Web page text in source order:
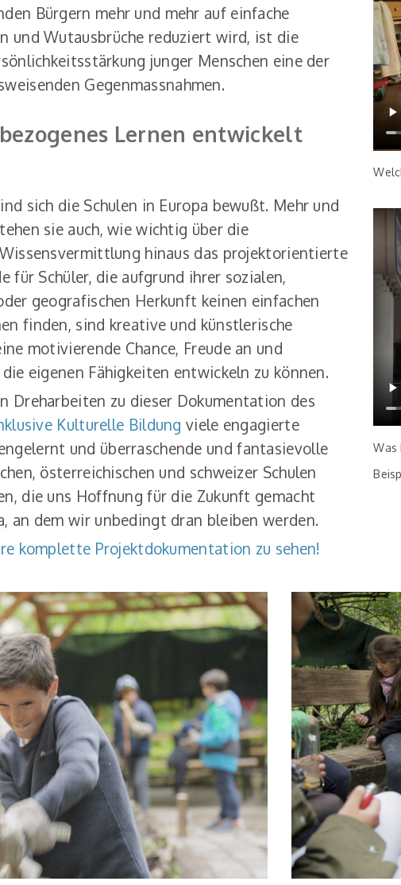
Bürgern mehr und mehr auf einfache
und Wutausbrüche reduziert wird, ist die
junger Menschen eine der
Gegenmassnahmen.
Lernen entwickelt
sich die Schulen in Europa bewußt. Mehr und
sie auch, wie wichtig über die
hinaus das projektorientierte
für Schüler, die aufgrund ihrer sozialen,
geografischen Herkunft keinen einfachen
finden, sind kreative und künstlerische
motivierende Chance, Freude an und
eigenen Fähigkeiten entwickeln zu können.
Dreharbeiten zu dieser Dokumentation des
Kulturelle Bildung viele engagierte
und überraschende und fantasievolle
österreichischen und schweizer Schulen
die uns Hoffnung für die Zukunft gemacht
an dem wir unbedingt dran bleiben werden.
komplette Projektdokumentation zu sehen!
Was